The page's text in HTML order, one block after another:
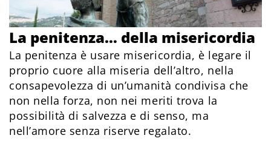
La penitenza… della misericordia
La penitenza è usare misericordia, è legare il
proprio cuore alla miseria dell’altro, nella
consapevolezza di un’umanità condivisa che
non nella forza, non nei meriti trova la
possibilità di salvezza e di senso, ma
nell’amore senza riserve regalato.